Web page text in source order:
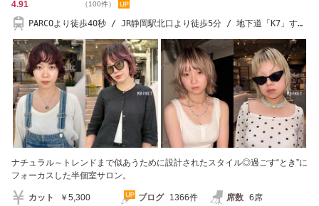
4.91 （100件）
PARCOより徒歩40秒 / JR静岡駅北口より徒歩5分 / 地下道「K7」すぐ
ナチュラル～トレンドまで似あうために設計されたスタイル◎過ごす“とき”に
フォーカスした半個室サロン。
カット ￥5,300 ブログ 1366件 席数 6席